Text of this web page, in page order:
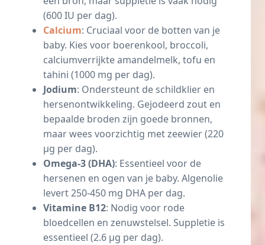
(600 IU per dag).
Calcium: Cruciaal voor de botten van je
baby. Kies voor boerenkool, broccoli,
calciumverrijkte amandelmelk, tofu en
tahini (1000 mg per dag).
Jodium: Ondersteunt de schildklier en
hersenontwikkeling. Gejodeerd zout en
bepaalde broden zijn goede bronnen,
maar wees voorzichtig met zeewier (220
µg per dag).
Omega-3 (DHA): Essentieel voor de
hersenen en ogen van je baby. Algenolie
levert 250-450 mg DHA per dag.
Vitamine B12: Nodig voor rode
bloedcellen en zenuwstelsel. Suppletie is
essentieel (2.6 µg per dag).